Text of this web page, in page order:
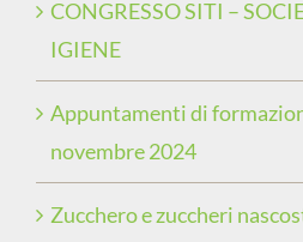
CONGRESSO SITI –
IGIENE
Appuntamenti di
novembre 2024
Zucchero e zuccheri